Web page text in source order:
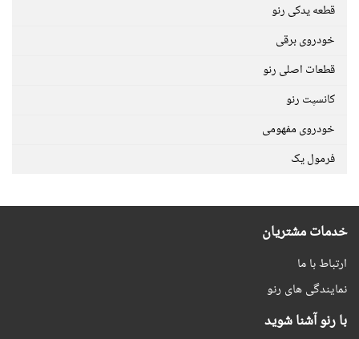
قطعه یدکی رنو
خودروی برقی
قطعات اصلی رنو
کانسپت رنو
خودروی مفهومی
فرمول یک
خدمات مشتریان
ارتباط با ما
نمایندگی های رنو
با رنو آشنا شوید